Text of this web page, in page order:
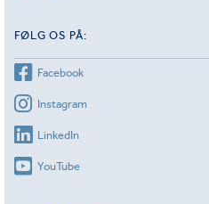
FØLG OS PÅ:
Facebook
Instagram
LinkedIn
YouTube